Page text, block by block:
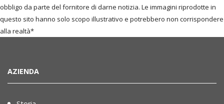
obbligo da parte del fornitore di darne notizia. Le immagini riprodotte in
questo sito hanno solo scopo illustrativo e potrebbero non corrispondere
alla realtà*
AZIENDA